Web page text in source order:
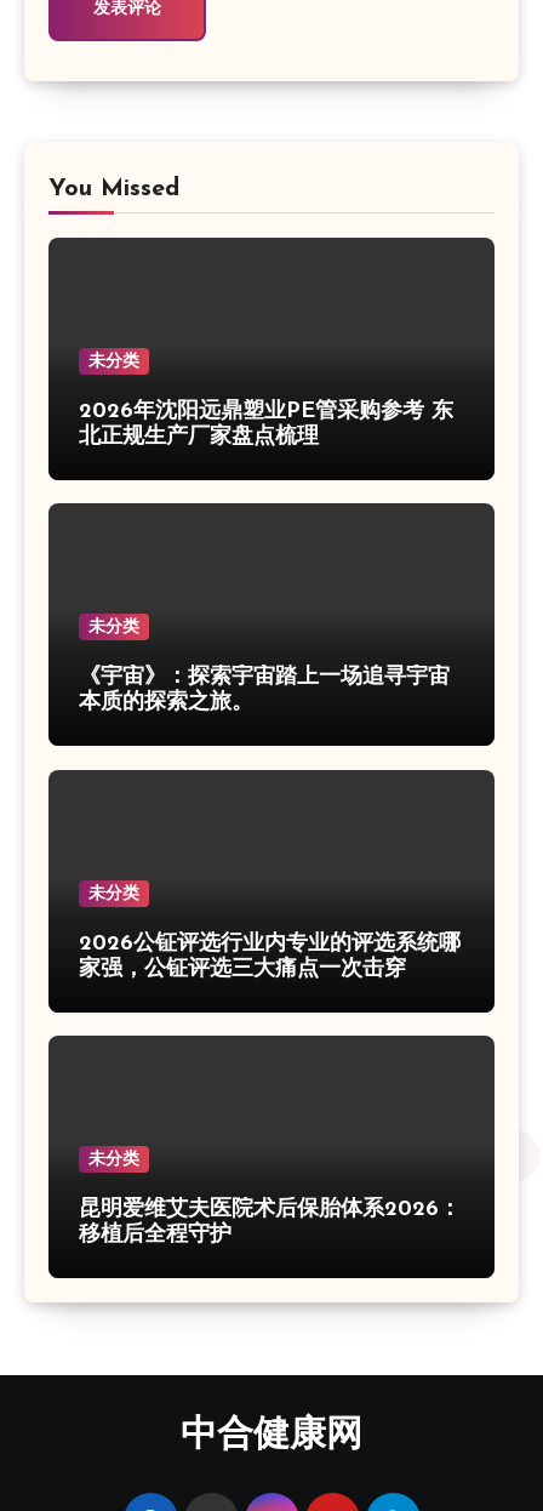
You Missed
未分类
2026年沈阳远鼎塑业PE管采购参考 东
北正规生产厂家盘点梳理
未分类
《宇宙》：探索宇宙踏上一场追寻宇宙
本质的探索之旅。
未分类
2026公钲评选行业内专业的评选系统哪
家强，公钲评选三大痛点一次击穿
未分类
昆明爱维艾夫医院术后保胎体系2026：
移植后全程守护
中合健康网